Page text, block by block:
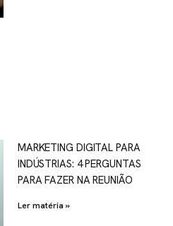
MARKETING DIGITAL PARA
INDÚSTRIAS: 4 PERGUNTAS
PARA FAZER NA REUNIÃO
Ler matéria »